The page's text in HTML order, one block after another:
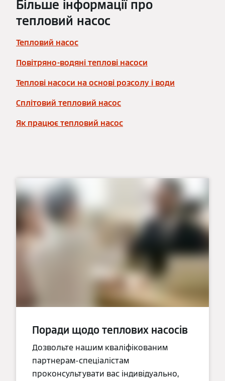
Більше інформації про
тепловий насос
Тепловий насос
Повітряно-водяні теплові насоси
Теплові насоси на основі розсолу і води
Сплітовий тепловий насос
Як працює тепловий насос
Поради щодо теплових насосів
Дозвольте нашим кваліфікованим
партнерам-спеціалістам
проконсультувати вас індивідуально,